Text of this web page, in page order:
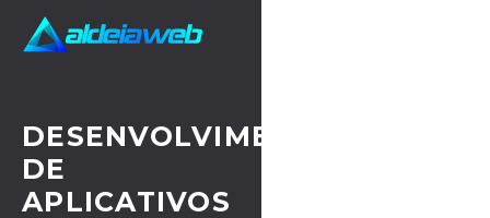
DESENVOLVIMENTO
DE
APLICATIVOS